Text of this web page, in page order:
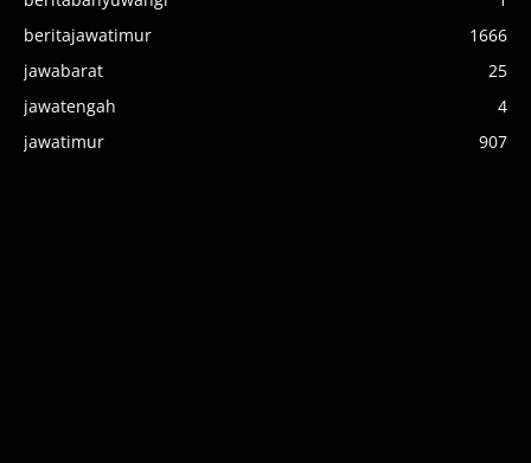
beritajawatimur
1666
jawabarat
25
jawatengah
4
jawatimur
907